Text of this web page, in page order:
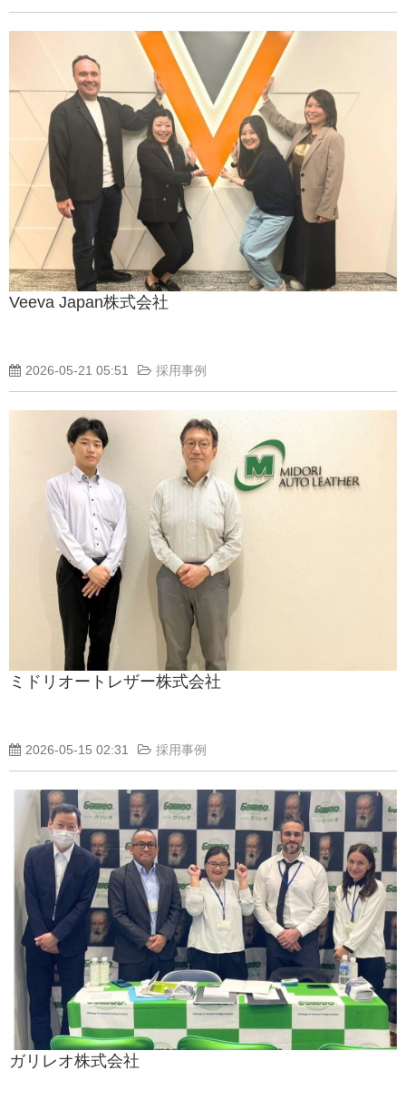
Veeva Japan株式会社
2026-05-21 05:51 採用事例
ミドリオートレザー株式会社
2026-05-15 02:31 採用事例
ガリレオ株式会社